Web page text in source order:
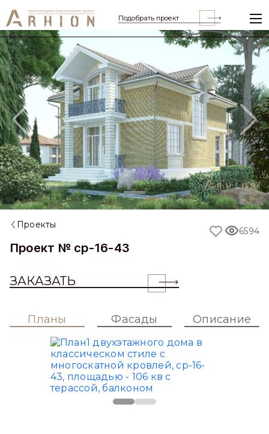
Подобрать проект
Previous
Проекты
Проект № cp-16-43
ЗАКАЗАТЬ
6594
Планы Фасады Описание